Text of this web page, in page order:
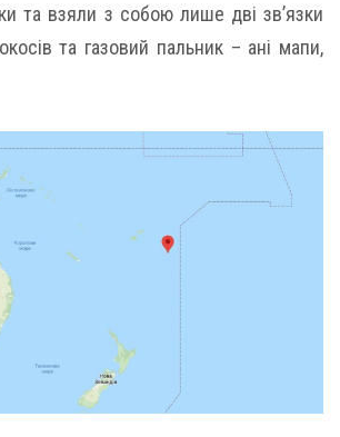
та взяли з собою лише дві зв’язки
та газовий пальник – ані мапи,